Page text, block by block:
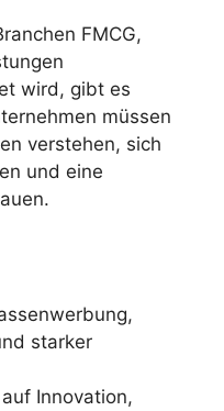
FMCG,
wird, gibt es
müssen
verstehen, sich
und eine
starker
Innovation,